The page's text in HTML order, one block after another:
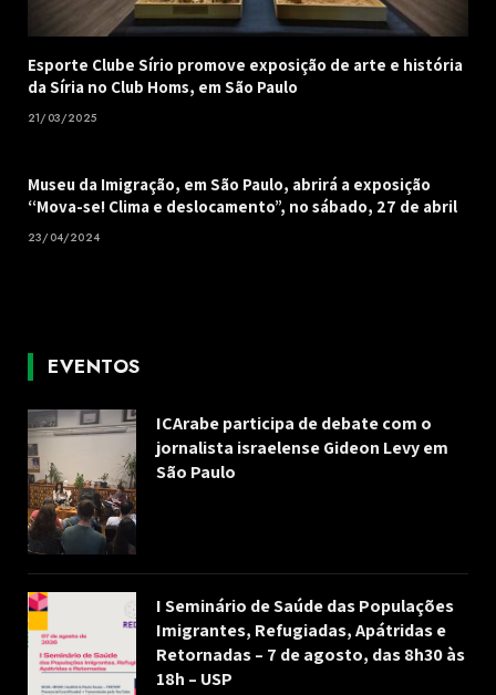
Esporte Clube Sírio promove exposição de arte e história
da Síria no Club Homs, em São Paulo
21/03/2025
Museu da Imigração, em São Paulo, abrirá a exposição
“Mova-se! Clima e deslocamento”, no sábado, 27 de abril
23/04/2024
EVENTOS
ICArabe participa de debate com o
jornalista israelense Gideon Levy em
São Paulo
I Seminário de Saúde das Populações
Imigrantes, Refugiadas, Apátridas e
Retornadas – 7 de agosto, das 8h30 às
18h – USP